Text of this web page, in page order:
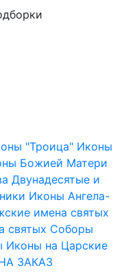
"Троица" Иконы
Божией Матери
Двунадесятые и
Иконы Ангела-
имена святых
святых Соборы
Иконы на Царские
ЗАКАЗ